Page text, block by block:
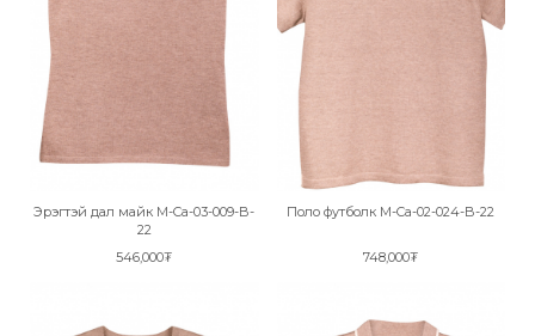
Эрэгтэй дал майк M-Ca-03-009-B-
22
546,000₮
Поло футболк M-Ca-02-024-B-22
748,000₮